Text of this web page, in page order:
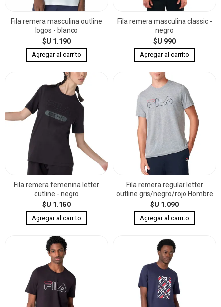
Fila remera masculina outline
logos - blanco
$U 1.190
Fila remera masculina classic -
negro
$U 990
Fila remera femenina letter
outline - negro
$U 1.150
Fila remera regular letter
outline gris/negro/rojo Hombre
$U 1.090